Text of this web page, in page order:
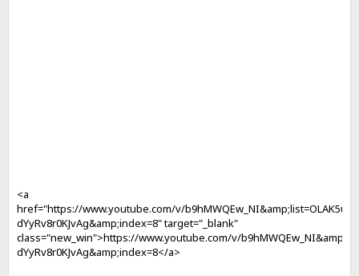
<a
href="https://www.youtube.com/v/
dYyRv8r0KJvAg&amp;index=8" target="_blank"
class="new_win">https://www.youtube.com/v/
dYyRv8r0KJvAg&amp;index=8</a>